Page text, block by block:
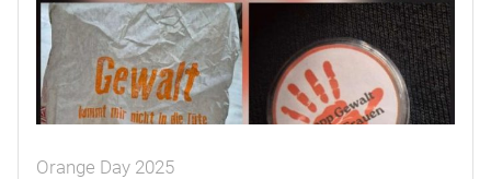
Orange Day 2025